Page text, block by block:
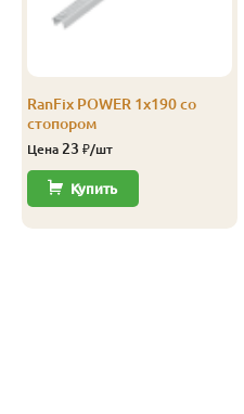
В-С
RanFix POWER 1х190 со
стопором
Цена 23 ₽/шт
Купить